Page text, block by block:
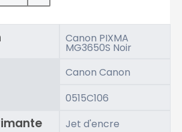
Canon PIXMA
MG3650S Noir
Canon Canon
0515C106
Jet d'encre